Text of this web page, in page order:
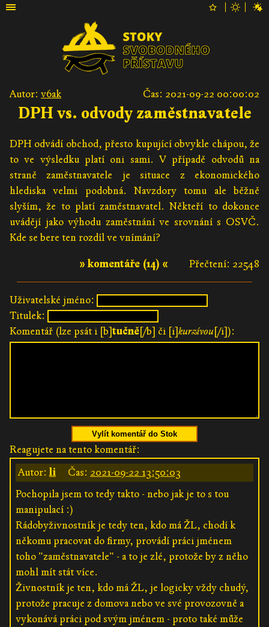
Autor: v6ak Čas: 2021-09-22 00:00:02
DPH vs. odvody zaměstnavatele
DPH odvádí obchod, přesto kupující obvykle chápou, že
to ve výsledku platí oni sami. V případě odvodů na
straně zaměstnavatele je situace z ekonomického
hlediska velmi podobná. Navzdory tomu ale běžně
slyším, že to platí zaměstnavatel. Někteří to dokonce
uvádějí jako výhodu zaměstnání ve srovnání s OSVČ.
Kde se bere ten rozdíl ve vnímání?
Přečtení: 22548
» komentáře (14) «
Uživatelské jméno:
Titulek:
Komentář (lze psát i [b]tučně[/b] či [i]kurzívou[/i]):
Vylít komentář do Stok
Reagujete na tento komentář:
Autor:li Čas: 2021-09-22 13:50:03
Pochopila jsem to tedy takto - nebo jak je to s tou
manipulací :)
Rádobyživnostník je tedy ten, kdo má ŽL, chodí k
někomu pracovat do firmy, provádí práci jménem
toho "zaměstnavatele" - a to je zlé, protože by z něho
mohl mít stát více.
Živnostník je ten, kdo má ŽL, je logicky vždy chudý,
protože pracuje z domova nebo ve své provozovně a
vykonává práci pod svým jménem - proto také může